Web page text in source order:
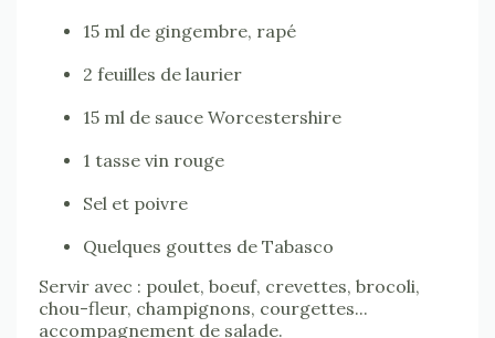
15 ml de gingembre, rapé
2 feuilles de laurier
15 ml de sauce Worcestershire
1 tasse vin rouge
Sel et poivre
Quelques gouttes de Tabasco
Servir avec : poulet, boeuf, crevettes, brocoli,
chou-fleur, champignons, courgettes...
accompagnement de salade.